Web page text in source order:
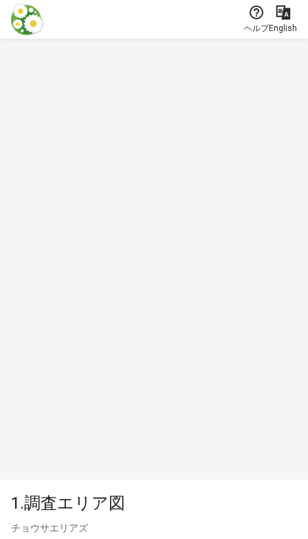
本文に飛ぶ
ヘルプEnglish
1.調査エリア図
チョウサエリアズ